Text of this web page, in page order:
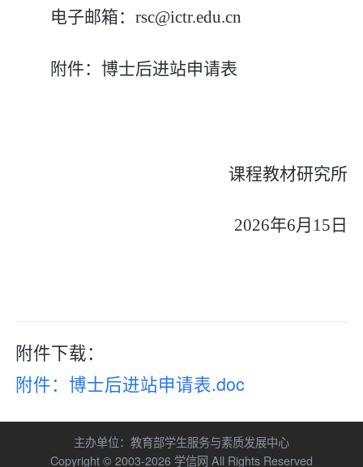
电子邮箱：rsc@ictr.edu.cn
附件：博士后进站申请表
课程教材研究所
2026年6月 15 日
附件下载：
附件：博士后进站申请表.doc
主办单位： 教育部学生服务与素质发展中心
Copyright © 2003-2026 学信网 All Rights Reserved